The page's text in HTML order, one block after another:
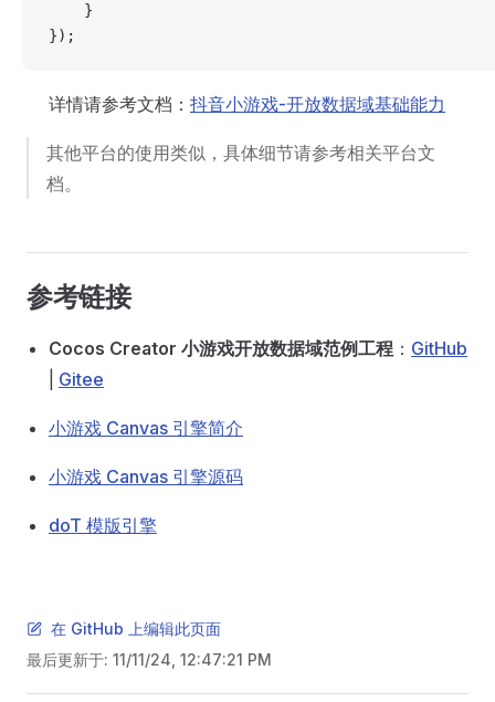
    }
});
详情请参考文档： 抖音小游戏-开放数据域基础能力
其他平台的使用类似，具体细节请参考相关平台文
档。
参考链接
Cocos Creator 小游戏开放数据域范例工程 ： GitHub
Gitee
小游戏 Canvas 引擎简介
小游戏 Canvas 引擎源码
doT 模版引擎
在 GitHub 上编辑此页面
最后更新于: 11/11/24, 12:47:21 PM